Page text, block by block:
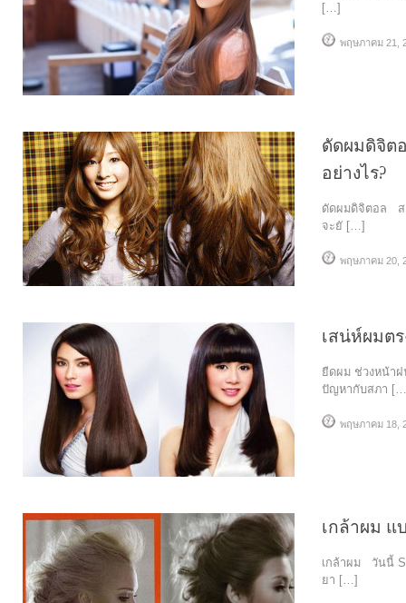
[…]
พฤษภาคม 21,
ดัดผมดิจิต
อย่างไร?
ดัดผมดิจิตอล ส
จะยั […]
พฤษภาคม 20,
เสน่ห์ผมต
ยืดผม ช่วงหน้า
ปัญหากับสภา
พฤษภาคม 18,
เกล้าผม แ
เกล้าผม วันนี้
ยา […]